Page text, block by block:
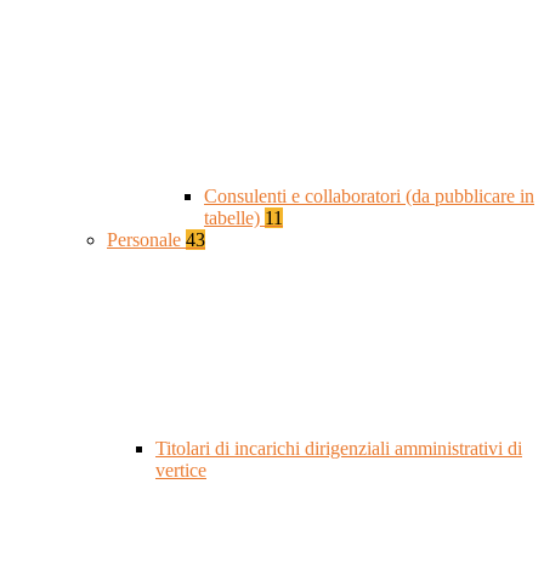
Consulenti e collaboratori (da pubblicare in
tabelle) 11
Personale 43
Titolari di incarichi dirigenziali amministrativi di
vertice